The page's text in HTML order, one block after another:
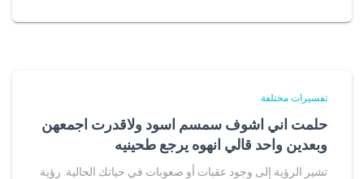
تفسيرات مختلفة
حلمت اني اشوف سمسم اسود ولاقدرت اجمعهن
وبعدين واحد قالي انهوه يرجع طحينيه
تشير الرؤية إلى وجود عقبات أو صعوبات في حياتك الحالية. رؤية